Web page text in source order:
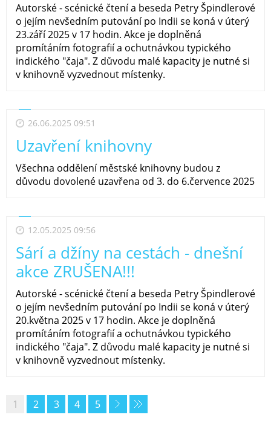
Autorské - scénické čtení a beseda Petry Špindlerové
o jejím nevšedním putování po Indii se koná v úterý
23.září 2025 v 17 hodin. Akce je doplněná
promítáním fotografií a ochutnávkou typického
indického "čaja". Z důvodu malé kapacity je nutné si
v knihovně vyzvednout místenky.
26.06.2025 09:51
Uzavření knihovny
Všechna oddělení městské knihovny budou z
důvodu dovolené uzavřena od 3. do 6.července 2025
12.05.2025 09:56
Sárí a džíny na cestách - dnešní
akce ZRUŠENA!!!
Autorské - scénické čtení a beseda Petry Špindlerové
o jejím nevšedním putování po Indii se koná v úterý
20.května 2025 v 17 hodin. Akce je doplněná
promítáním fotografií a ochutnávkou typického
indického "čaja". Z důvodu malé kapacity je nutné si
v knihovně vyzvednout místenky.
1 2 3 4 5